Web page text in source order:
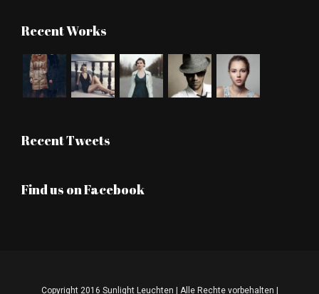
Recent Works
Recent Tweets
Find us on Facebook
Copyright 2016 Sunlight Leuchten | Alle Rechte vorbehalten |